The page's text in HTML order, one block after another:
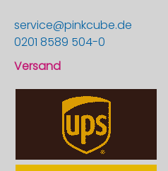
service@pinkcube.de
0201 8589 504-0
Versand